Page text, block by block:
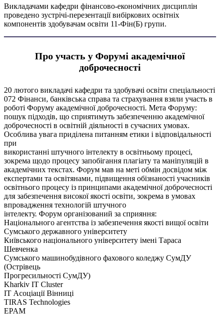
Викладачами кафедри фінансово-економічних дисциплін
проведено зустрічі-перезентації вибіркових освітніх
компонентів здобувачам освіти 11-Фін(Б) групи.
Про участь у Форумі академічної
доброчесності
20 лютого викладачі кафедри та здобувачі освіти спеціальності
072 Фінанси, банківська справа та страхування взяли участь в
роботі Форуму академічної доброчесності. Мета Форуму:
пошук підходів, що сприятимуть забезпеченню академічної
доброчесності в освітній діяльності в сучасних умовах.
Особлива увага приділена питанням етики і відповідальності
при
використанні штучного інтелекту в освітньому процесі,
зокрема щодо процесу запобігання плагіату та маніпуляцій в
академічних текстах. Форум мав на меті обмін досвідом між
експертами та освітянами, підвищення обізнаності учасників
освітнього процесу із принципами академічної доброчесності
для забезпечення високої якості освіти, зокрема в умовах
впровадження технологій штучного
інтелекту. Форум організований за сприяння:
Національного агентства із забезпечення якості вищої освіти
Сумського державного університету
Київського національного університету імені Тараса
Шевченка
Сумського машинобудівного фахового коледжу СумДУ
(Острівець
Прогресильності СумДУ)
Kharkiv IT Cluster
ІТ Асоціації Вінниці
TIRAS Technologies
EPAM